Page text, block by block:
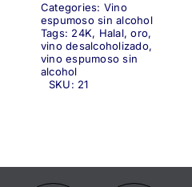
Categories: Vino
espumoso sin alcohol
Tags: 24K, Halal,oro,
vino desalcoholizado,
vino espumoso sin
alcohol
SKU: 21